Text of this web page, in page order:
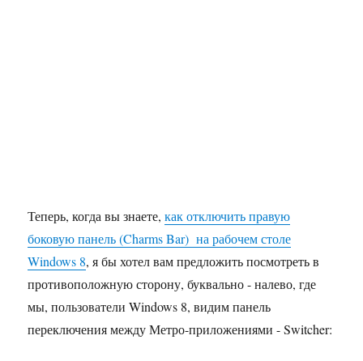
Теперь, когда вы знаете,как отключить правую
боковую панель (Charms Bar) на рабочем столе
Windows 8, я бы хотел вам предложить посмотреть в
противоположную сторону, буквально - налево, где
мы, пользователи Windows 8, видим панель
переключения между Метро-приложениями - Switcher: